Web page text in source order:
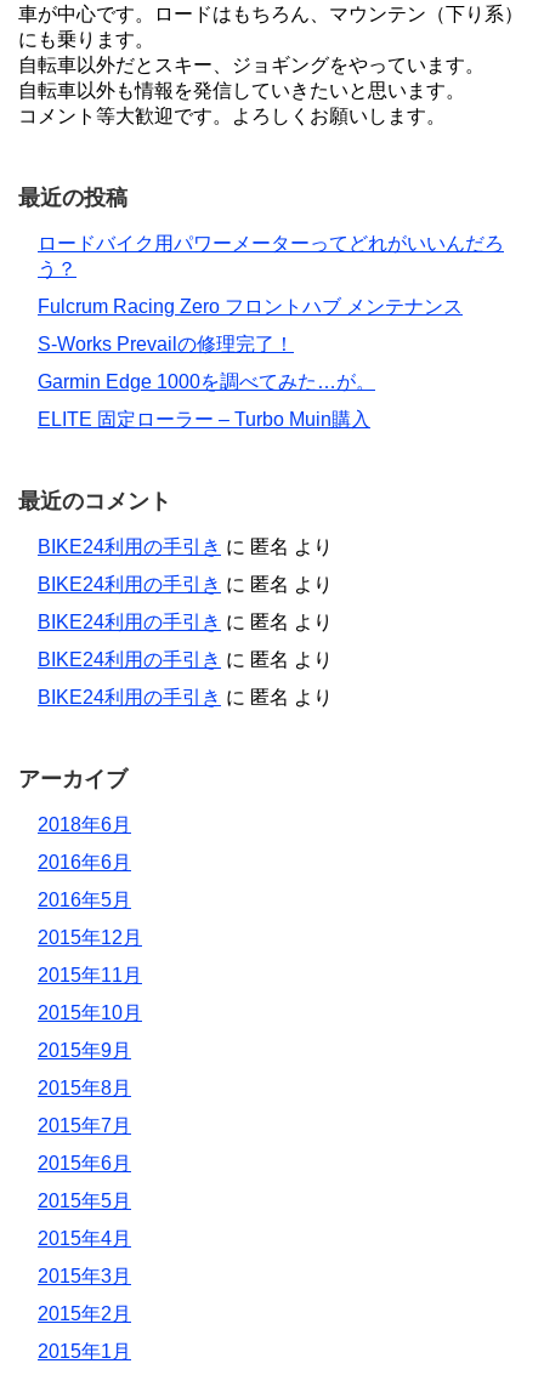
車が中心です。ロードはもちろん、マウンテン（下り系）
にも乗ります。
自転車以外だとスキー、ジョギングをやっています。
自転車以外も情報を発信していきたいと思います。
コメント等大歓迎です。よろしくお願いします。
最近の投稿
ロードバイク用パワーメーターってどれがいいんだろ
う？
Fulcrum Racing Zero フロントハブ メンテナンス
S-Works Prevailの修理完了！
Garmin Edge 1000を調べてみた…が。
ELITE 固定ローラー – Turbo Muin購入
最近のコメント
BIKE24利用の手引き に 匿名 より
BIKE24利用の手引き に 匿名 より
BIKE24利用の手引き に 匿名 より
BIKE24利用の手引き に 匿名 より
BIKE24利用の手引き に 匿名 より
アーカイブ
2018年6月
2016年6月
2016年5月
2015年12月
2015年11月
2015年10月
2015年9月
2015年8月
2015年7月
2015年6月
2015年5月
2015年4月
2015年3月
2015年2月
2015年1月